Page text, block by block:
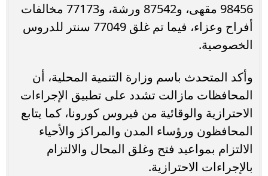
98456 مقهى، و87542 ورشة، و77173 مخالفات
أفراح وعزاء، فيما تم غلق 77049 سنتر للدروس
الخصوصية.
وأكد المتحدث باسم وزارة التنمية المحلية، أن
المحافظات مازالت تشدد على تطبيق الإجراءات
الاحترازية والوقائية من فيروس كورونا، كما يتابع
المحافظون ورؤساء المدن والمراكز والأحياء
الالتزام بمواعيد فتح وغلق المحال والالتزام
بالإجراءات الاحترازية.